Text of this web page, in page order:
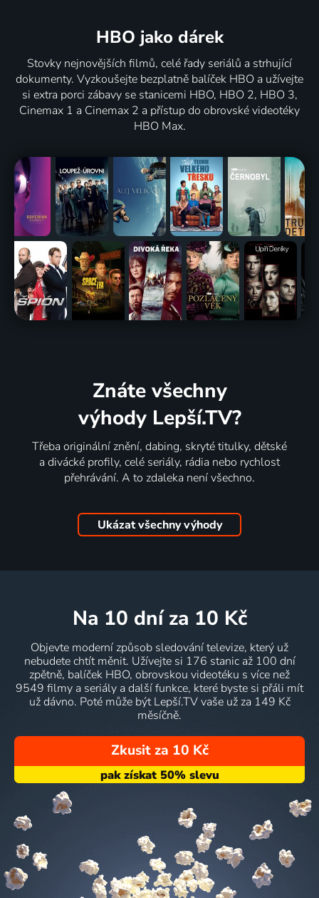
HBO jako dárek
Stovky nejnovějších filmů, celé řady seriálů a strhující
dokumenty. Vyzkoušejte bezplatně balíček HBO a užívejte
si extra porci zábavy se stanicemi HBO, HBO 2, HBO 3,
Cinemax 1 a Cinemax 2 a přístup do obrovské videotéky
HBO Max.
Znáte všechny
výhody Lepší.TV?
Třeba originální znění, dabing, skryté titulky, dětské
a divácké profily, celé seriály, rádia nebo rychlost
přehrávání. A to zdaleka není všechno.
Ukázat všechny výhody
na 10 dní za 10 Kč
Objevte moderní způsob sledování televize, který už
nebudete chtít měnit. Užívejte si 176 stanic až 100 dní
zpětně, balíček HBO, obrovskou videotéku s více než
9549 filmy a seriály a další funkce, které byste si přáli mít
už dávno. Poté může být Lepší.TV vaše už za 149 Kč
měsíčně.
Zkusit za 10 Kč